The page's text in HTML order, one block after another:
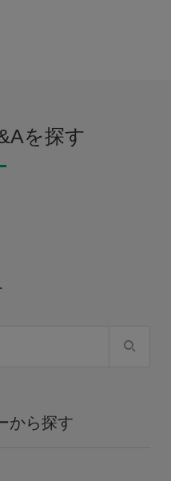
を探す
から探す